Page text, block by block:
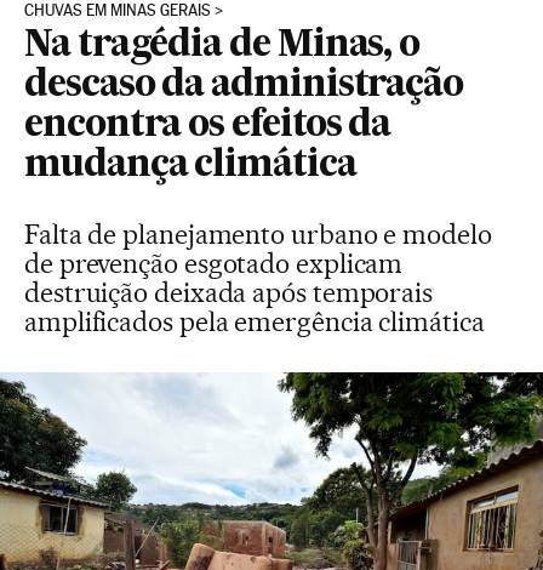
CHUVAS EM MINAS GERAIS
Na tragédia de Minas, o
descaso da administração
encontra os efeitos da
mudança climática
Falta de planejamento urbano e modelo
de prevenção esgotado explicam
destruição deixada após temporais
amplificados pela emergência climática